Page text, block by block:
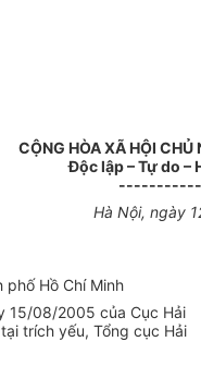
CỘNG HÒA XÃ HỘI
Độc lập – Tự do –
Hà Nội, ngày
phố Hồ Chí Minh
15/08/2005 của Cục Hải
trích yếu, Tổng cục Hải